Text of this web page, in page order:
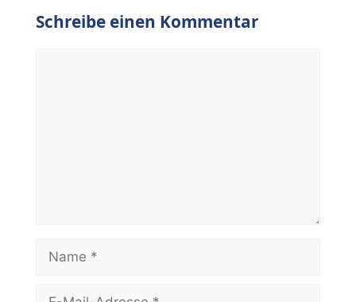
Schreibe einen Kommentar
Name